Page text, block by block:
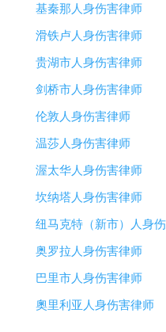
基秦那人身伤害律师
滑铁卢人身伤害律师
贵湖市人身伤害律师
剑桥市人身伤害律师
伦敦人身伤害律师
温莎人身伤害律师
渥太华人身伤害律师
坎纳塔人身伤害律师
纽马克特（新市）人身
奥罗拉人身伤害律师
巴里市人身伤害律师
奧里利亚人身伤害律师